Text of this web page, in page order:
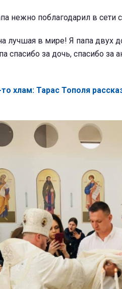
нежно поблагодарил в сети
лучшая в мире! Я папа двух
спасибо за дочь, спасибо за
хлам: Тарас Тополя